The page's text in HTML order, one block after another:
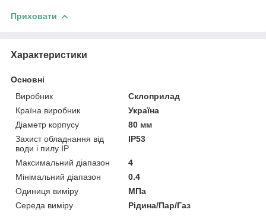
Приховати
Характеристики
Основні
Виробник
Склоприлад
Країна виробник
Україна
Діаметр корпусу
80 мм
Захист обладнання від
води і пилу IP
IP53
Максимальний діапазон
4
Мінімальний діапазон
0.4
Одиниця виміру
МПа
Середа виміру
Рідина/Пар/Газ